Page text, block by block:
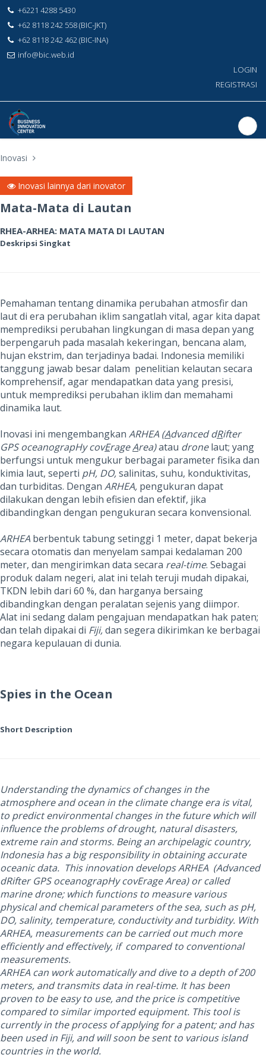
+6221 4288 5430
+62 8118 242 558 (BIC-JKT)
+62 8118 242 462 (BIC-INA)
info@bic.web.id
LOGIN
REGISTRASI
Inovasi
Inovasi lainnya dari inovator
Mata-Mata di Lautan
RHEA-ARHEA: MATA MATA DI LAUTAN
Deskripsi Singkat
Pemahaman tentang dinamika perubahan atmosfir dan
laut di era perubahan iklim sangatlah vital, agar kita dapat
memprediksi perubahan lingkungan di masa depan yang
berpengaruh pada masalah kekeringan, bencana alam,
hujan ekstrim, dan terjadinya badai. Indonesia memiliki
tanggung jawab besar dalam penelitian kelautan secara
komprehensif, agar mendapatkan data yang presisi,
untuk memprediksi perubahan iklim dan memahami
dinamika laut.
Inovasi ini mengembangkan ARHEA (Advanced dRifter
GPS oceanograpHy covErageArea)atau dronelaut; yang
berfungsi untuk mengukur berbagai parameter fisika dan
kimia laut, seperti pH, DO,salinitas, suhu, konduktivitas,
dan turbiditas. Dengan ARHEA, pengukuran dapat
dilakukan dengan lebih efisien dan efektif, jika
dibandingkan dengan pengukuran secara konvensional.
ARHEA berbentuk tabung setinggi 1 meter, dapat bekerja
secara otomatis dan menyelam sampai kedalaman 200
meter, dan mengirimkan data secara real-time. Sebagai
produk dalam negeri, alat ini telah teruji mudah dipakai,
TKDN lebih dari 60 %, dan harganya bersaing
dibandingkan dengan peralatan sejenis yang diimpor.
Alat ini sedang dalam pengajuan mendapatkan hak paten;
dan telah dipakai di Fiji,dan segera dikirimkan ke berbagai
negara kepulauan di dunia.
Spies in the Ocean
Short Description
Understanding the dynamics of changes in the
atmosphere and ocean in the climate change era is vital,
to predict environmental changes in the future which will
influence the problems of drought, natural disasters,
extreme rain and storms. Being an archipelagic country,
Indonesia has a big responsibility in obtaining accurate
oceanic data. This innovation develops ARHEA (Advanced
dRifter GPS oceanograpHy covErage Area) or called
marine drone; which functions to measure various
physical and chemical parameters of the sea, such as pH,
DO, salinity, temperature, conductivity and turbidity. With
ARHEA, measurements can be carried out much more
efficiently and effectively, if compared to conventional
measurements.
ARHEA can work automatically and dive to a depth of 200
meters, and transmits data in real-time. It has been
proven to be easy to use, and the price is competitive
compared to similar imported equipment. This tool is
currently in the process of applying for a patent; and has
been used in Fiji, and will soon be sent to various island
countries in the world.